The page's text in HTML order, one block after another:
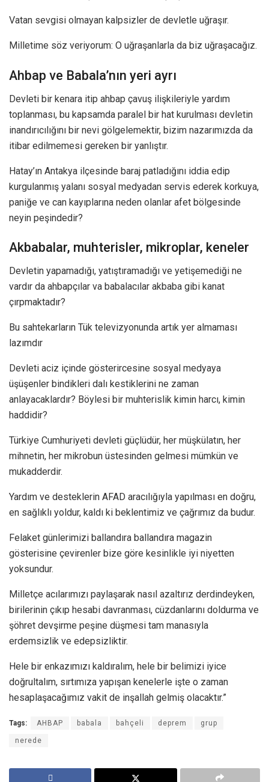
Vatan sevgisi olmayan kalpsizler de devletle uğraşır.
Milletime söz veriyorum: O uğraşanlarla da biz uğraşacağız.
Ahbap ve Babala’nın yeri ayrı
Devleti bir kenara itip ahbap çavuş ilişkileriyle yardım
toplanması, bu kapsamda paralel bir hat kurulması devletin
inandırıcılığını bir nevi gölgelemektir, bizim nazarımızda da
itibar edilmemesi gereken bir yanlıştır.
Hatay’ın Antakya ilçesinde baraj patladığını iddia edip
kurgulanmış yalanı sosyal medyadan servis ederek korkuya,
paniğe ve can kayıplarına neden olanlar afet bölgesinde
neyin peşindedir?
Akbabalar, muhterisler, mikroplar, keneler
Devletin yapamadığı, yatıştıramadığı ve yetişemediği ne
vardır da ahbapçılar va babalacılar akbaba gibi kanat
çırpmaktadır?
Bu sahtekarların Tük televizyonunda artık yer almaması
lazımdır
Devleti aciz içinde gösterircesine sosyal medyaya
üşüşenler bindikleri dalı kestiklerini ne zaman
anlayacaklardır? Böylesi bir muhterislik kimin harcı, kimin
haddidir?
Türkiye Cumhuriyeti devleti güçlüdür, her müşkülatın, her
mihnetin, her mikrobun üstesinden gelmesi mümkün ve
mukadderdir.
Yardım ve desteklerin AFAD aracılığıyla yapılması en doğru,
en sağlıklı yoldur, kaldı ki beklentimiz ve çağrımız da budur.
Felaket günlerimizi ballandıra ballandıra magazin
gösterisine çevirenler bize göre kesinlikle iyi niyetten
yoksundur.
Milletçe acılarımızı paylaşarak nasıl azaltırız derdindeyken,
birilerinin çıkıp hesabi davranması, cüzdanlarını doldurma ve
şöhret devşirme peşine düşmesi tam manasıyla
erdemsizlik ve edepsizliktir.
Hele bir enkazımızı kaldıralım, hele bir belimizi iyice
doğrultalım, sırtımıza yapışan kenelerle işte o zaman
hesaplaşacağımız vakit de inşallah gelmiş olacaktır.”
Tags: AHBAP babala bahçeli deprem grup
nerede